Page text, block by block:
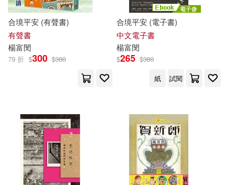
合境平安 (有聲書)
有聲書
楊富閔
79 折 $300 $380
合境平安 (電子書)
中文電子書
楊富閔
$265 $380
紙
試閱